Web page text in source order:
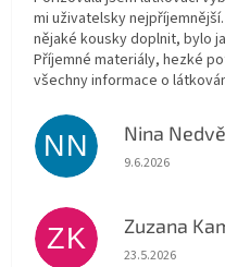
mi uživatelsky
nějaké kousky doplnit, bylo
Příjemné materiály, hezké
všechny informace o
NN Nina
Hodnocení
9.6.2026
ZK Zuzana
Hodnocení
23.5.2026